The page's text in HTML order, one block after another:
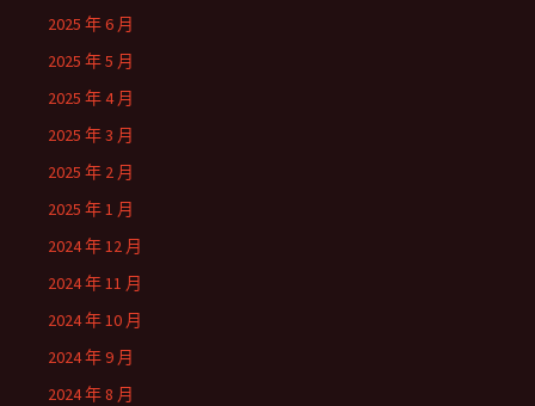
2025 年 6 月
2025 年 5 月
2025 年 4 月
2025 年 3 月
2025 年 2 月
2025 年 1 月
2024 年 12 月
2024 年 11 月
2024 年 10 月
2024 年 9 月
2024 年 8 月